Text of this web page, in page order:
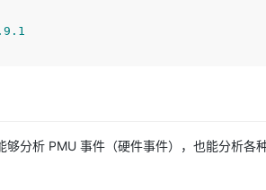
.1
分析 PMU 事件（硬件事件），也能分析各